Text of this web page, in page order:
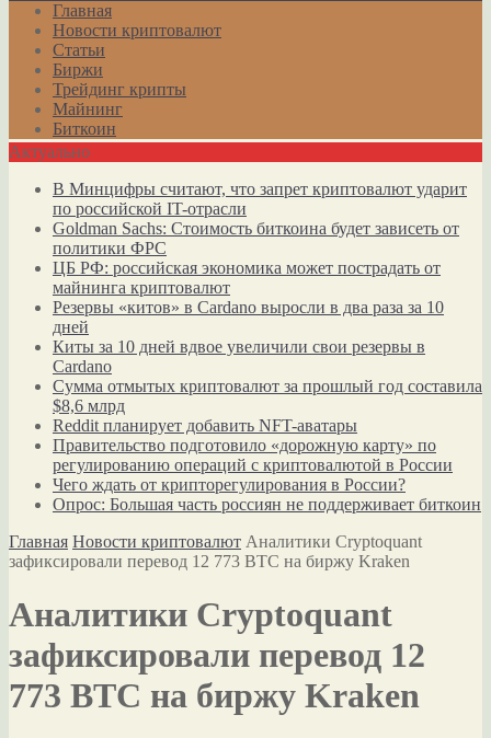
Главная
Новости криптовалют
Статьи
Биржи
Трейдинг крипты
Майнинг
Биткоин
Актуально
В Минцифры считают, что запрет криптовалют ударит
по российской IT-отрасли
Goldman Sachs: Стоимость биткоина будет зависеть от
политики ФРС
ЦБ РФ: российская экономика может пострадать от
майнинга криптовалют
Резервы «китов» в Cardano выросли в два раза за 10
дней
Киты за 10 дней вдвое увеличили свои резервы в
Cardano
Сумма отмытых криптовалют за прошлый год составила
$8,6 млрд
Reddit планирует добавить NFT-аватары
Правительство подготовило «дорожную карту» по
регулированию операций с криптовалютой в России
Чего ждать от крипторегулирования в России?
Опрос: Большая часть россиян не поддерживает биткоин
Главная Новости криптовалют Аналитики Cryptoquant
зафиксировали перевод 12 773 BTC на биржу Kraken
Аналитики Cryptoquant
зафиксировали перевод 12
773 BTC на биржу Kraken